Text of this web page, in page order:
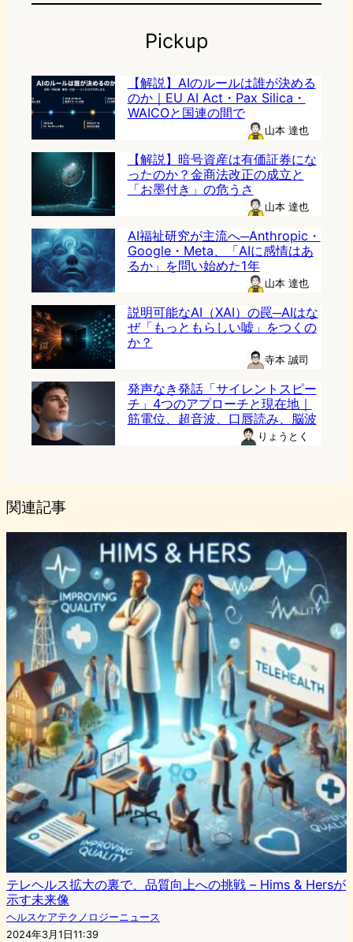
Pickup
【解説】AIのルールは誰が決める
のか｜EU AI Act・Pax Silica・
WAICOと国連の間で
山本 達也
【解説】暗号資産は有価証券にな
ったのか？金商法改正の成立と
「お墨付き」の危うさ
山本 達也
AI福祉研究が主流へ─Anthropic・
Google・Meta、「AIに感情はあ
るか」を問い始めた1年
山本 達也
説明可能なAI（XAI）の罠─AIはな
ぜ「もっともらしい嘘」をつくの
か？
寺本 誠司
発声なき発話「サイレントスピー
チ」4つのアプローチと現在地｜
筋電位、超音波、口唇読み、脳波
りょうとく
関連記事
テレヘルス拡大の裏で、品質向上への挑戦 – Hims & Hersが
示す未来像
ヘルスケアテクノロジーニュース
2024年3月1日11:39